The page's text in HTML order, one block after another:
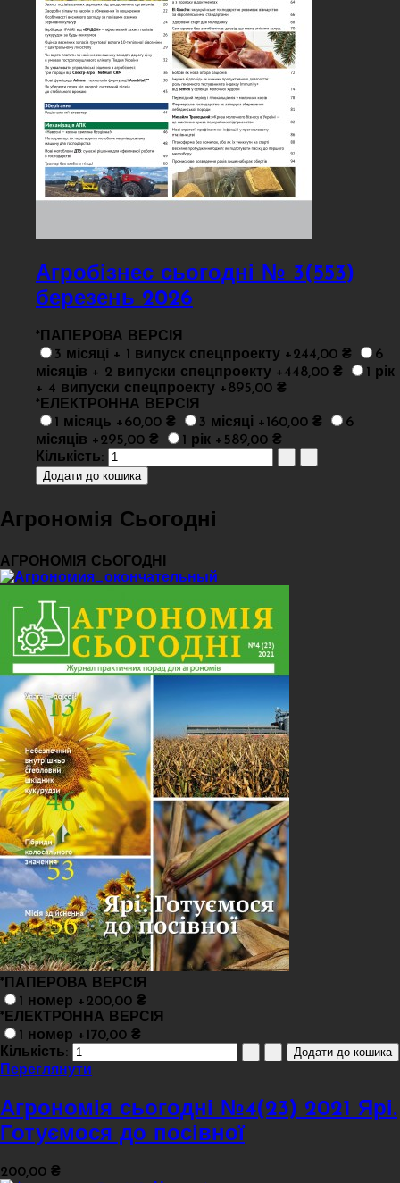
Агробізнес сьогодні № 3(553)
березень 2026
* ПАПЕРОВА ВЕРСІЯ
3 місяці + 1 випуск спецпроекту +244,00 ₴
6
місяців + 2 випуски спецпроекту +448,00 ₴
1 рік
+ 4 випуски спецпроекту +895,00 ₴
* ЕЛЕКТРОННА ВЕРСІЯ
1 місяць +60,00 ₴
3 місяці +160,00 ₴
6
місяців +295,00 ₴
1 рік +589,00 ₴
Кількість:
Агрономія Сьогодні
АГРОНОМІЯ СЬОГОДНІ
* ПАПЕРОВА ВЕРСІЯ
1 номер +200,00 ₴
* ЕЛЕКТРОННА ВЕРСІЯ
1 номер +170,00 ₴
Кількість:
Переглянути
Агрономія сьогодні №4(23) 2021 Ярі.
Готуємося до посівної
200,00 ₴